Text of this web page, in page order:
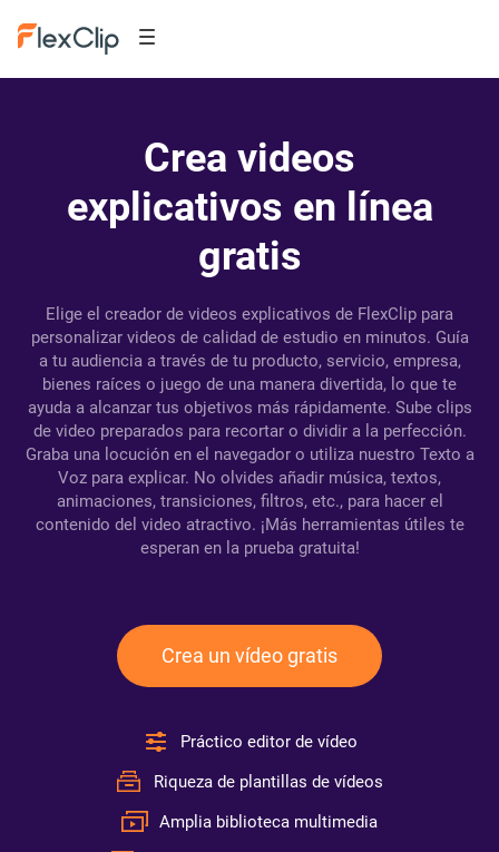
Crea videos
explicativos en línea
gratis
Elige el creador de videos explicativos de FlexClip para
personalizar videos de calidad de estudio en minutos. Guía
a tu audiencia a través de tu producto, servicio, empresa,
bienes raíces o juego de una manera divertida, lo que te
ayuda a alcanzar tus objetivos más rápidamente. Sube clips
de video preparados para recortar o dividir a la perfección.
Graba una locución en el navegador o utiliza nuestro Texto a
Voz para explicar. No olvides añadir música, textos,
animaciones, transiciones, filtros, etc., para hacer el
contenido del video atractivo. ¡Más herramientas útiles te
esperan en la prueba gratuita!
Crea un vídeo gratis
Práctico editor de vídeo
Riqueza de plantillas de vídeos
Amplia biblioteca multimedia